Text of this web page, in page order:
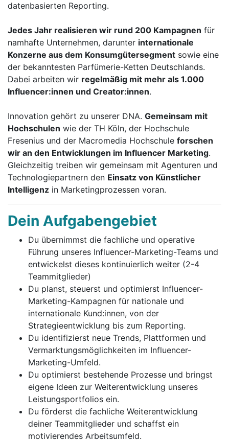
datenbasierten Reporting.
Jedes Jahr realisieren wir rund 200 Kampagnen für
namhafte Unternehmen, darunter internationale
Konzerne aus dem Konsumgütersegment sowie eine
der bekanntesten Parfümerie-Ketten Deutschlands.
Dabei arbeiten wir regelmäßig mit mehr als 1.000
Influencer:innen und Creator:innen.
Innovation gehört zu unserer DNA. Gemeinsam mit
Hochschulen wie der TH Köln, der Hochschule
Fresenius und der Macromedia Hochschule forschen
wir an den Entwicklungen im Influencer Marketing.
Gleichzeitig treiben wir gemeinsam mit Agenturen und
Technologiepartnern den Einsatz von Künstlicher
Intelligenz in Marketingprozessen voran.
Dein Aufgabengebiet
Du übernimmst die fachliche und operative
Führung unseres Influencer-Marketing-Teams und
entwickelst dieses kontinuierlich weiter (2-4
Teammitglieder)
Du planst, steuerst und optimierst Influencer-
Marketing-Kampagnen für nationale und
internationale Kund:innen, von der
Strategieentwicklung bis zum Reporting.
Du identifizierst neue Trends, Plattformen und
Vermarktungsmöglichkeiten im Influencer-
Marketing-Umfeld.
Du optimierst bestehende Prozesse und bringst
eigene Ideen zur Weiterentwicklung unseres
Leistungsportfolios ein.
Du förderst die fachliche Weiterentwicklung
deiner Teammitglieder und schaffst ein
motivierendes Arbeitsumfeld.